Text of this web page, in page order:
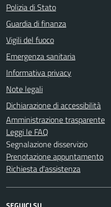
Polizia di Stato
Guardia di finanza
Vigili del fuoco
Emergenza sanitaria
Informativa privacy
Note legali
Dichiarazione di accessibilità
Amministrazione trasparente
Leggi le FAQ
Segnalazione disservizio
Prenotazione appuntamento
Richiesta d'assistenza